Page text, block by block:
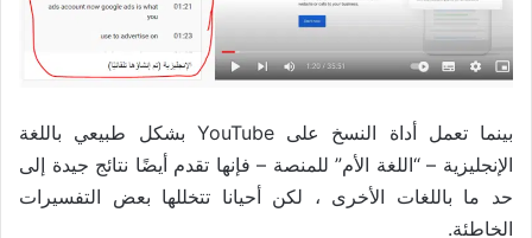
بينما تعمل أداة النسخ على YouTube بشكل طبيعي باللغة
الإنجليزية – “اللغة الأم” للمنصة – فإنها تقدم أيضًا نتائج جيدة إلى
حد ما باللغات الأخرى ، لكن أحيانا تتخللها بعض التفسيرات
الخاطئة.